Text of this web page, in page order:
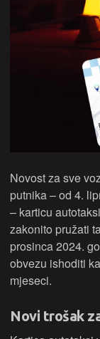
Novost za sve
putnika – od 4.
– karticu
zakonito pružati
prosinca 2024.
obvezu ishoditi
mjeseci.
Novi trošak